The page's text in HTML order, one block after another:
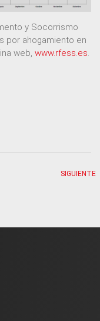
y Socorrismo
por ahogamiento en
web, www.rfess.es.
SIGUIENTE